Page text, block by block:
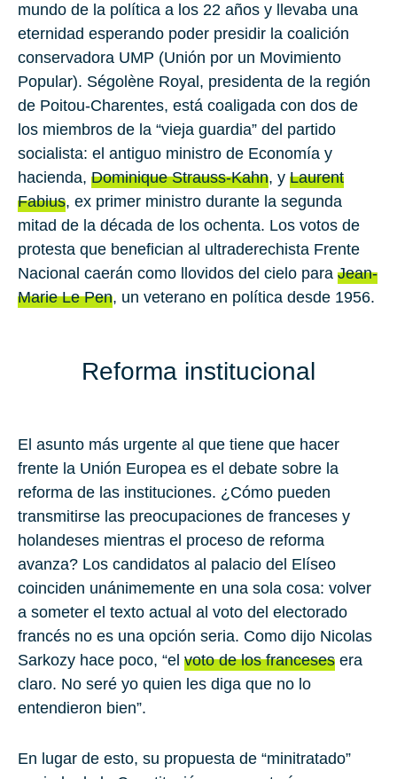
mundo de la política a los 22 años y llevaba una
eternidad esperando poder presidir la coalición
conservadora UMP (Unión por un Movimiento
Popular). Ségolène Royal, presidenta de la región
de Poitou-Charentes, está coaligada con dos de
los miembros de la “vieja guardia” del partido
socialista: el antiguo ministro de Economía y
hacienda, Dominique Strauss-Kahn, y Laurent
Fabius, ex primer ministro durante la segunda
mitad de la década de los ochenta. Los votos de
protesta que benefician al ultraderechista Frente
Nacional caerán como llovidos del cielo para Jean-
Marie Le Pen, un veterano en política desde 1956.
Reforma institucional
El asunto más urgente al que tiene que hacer
frente la Unión Europea es el debate sobre la
reforma de las instituciones. ¿Cómo pueden
transmitirse las preocupaciones de franceses y
holandeses mientras el proceso de reforma
avanza? Los candidatos al palacio del Elíseo
coinciden unánimemente en una sola cosa: volver
a someter el texto actual al voto del electorado
francés no es una opción seria. Como dijo Nicolas
Sarkozy hace poco, “el voto de los franceses era
claro. No seré yo quien les diga que no lo
entendieron bien”.
En lugar de esto, su propuesta de “minitratado”